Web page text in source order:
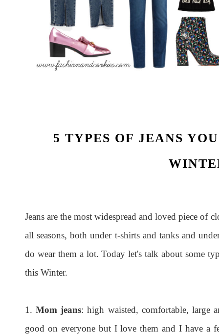
5 TYPES OF JEANS
Jeans are the most widespread and loved piece of
all seasons, both under t-shirts and tanks and
do wear them a lot. Today let's talk about some
this Winter.
1.Mom jeans: high waisted, comfortable, large
good on everyone but I love them and I have a